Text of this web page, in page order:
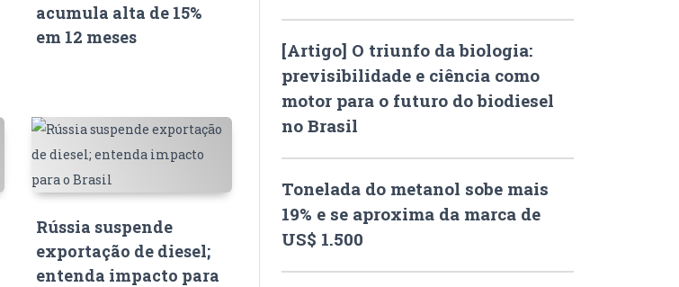
acumula alta de 15%
em 12 meses
Rússia suspende
exportação de diesel;
entenda impacto para
[Artigo] O triunfo da biologia:
previsibilidade e ciência como
motor para o futuro do biodiesel
no Brasil
Tonelada do metanol sobe mais
19% e se aproxima da marca de
US$ 1.500